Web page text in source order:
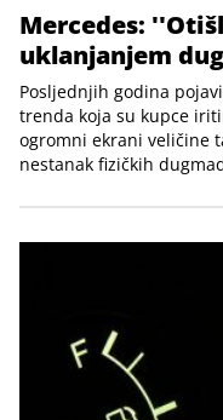
Mercedes:
uklanjanjem
Posljednjih godina
trenda koja su kupce
ogromni ekrani veličine
nestanak fizičkih